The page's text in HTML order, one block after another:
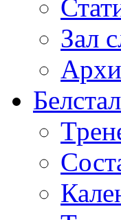
Зал